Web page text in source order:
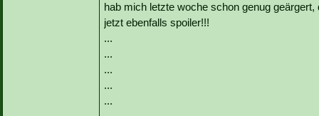
hab mich letzte woche schon genug
jetzt ebenfalls spoiler!!!
...
...
...
...
...